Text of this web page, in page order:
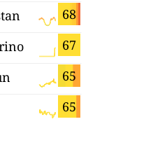
68
67
65
65